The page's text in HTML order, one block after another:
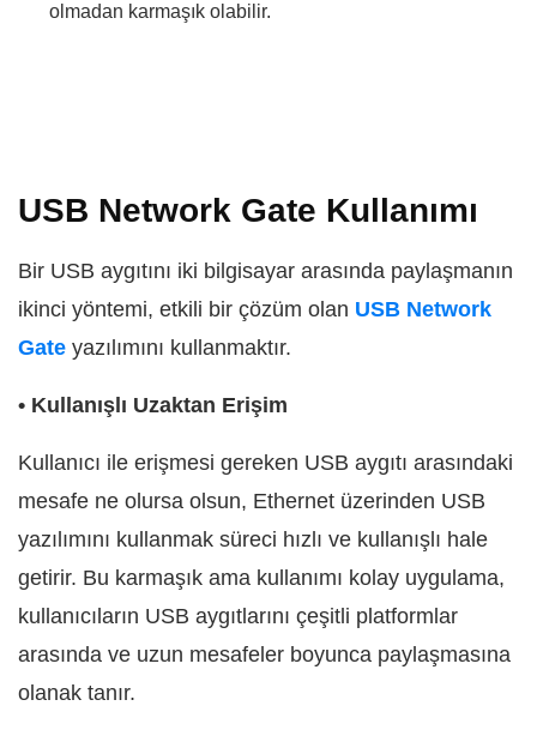
olmadan karmaşık olabilir.
USB Network Gate Kullanımı
Bir USB aygıtını iki bilgisayar arasında paylaşmanın
ikinci yöntemi, etkili bir çözüm olan USB Network
Gate yazılımını kullanmaktır.
• Kullanışlı Uzaktan Erişim
Kullanıcı ile erişmesi gereken USB aygıtı arasındaki
mesafe ne olursa olsun, Ethernet üzerinden USB
yazılımını kullanmak süreci hızlı ve kullanışlı hale
getirir. Bu karmaşık ama kullanımı kolay uygulama,
kullanıcıların USB aygıtlarını çeşitli platformlar
arasında ve uzun mesafeler boyunca paylaşmasına
olanak tanır.